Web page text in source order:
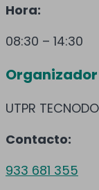
Hora:
08:30 – 14:30
Organizador
UTPR
Contacto:
933 681 355